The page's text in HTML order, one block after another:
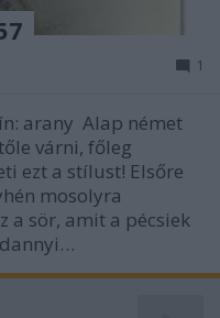
1
arany Alap német
várni, főleg
ezt a stílust! Elsőre
mosolyra
a sör, amit a pécsiek